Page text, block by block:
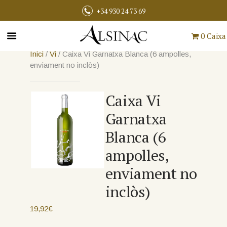
+34 930 24 73 69
0 Caixa
Inici / Vi / Caixa Vi Garnatxa Blanca (6 ampolles,
enviament no inclòs)
Caixa Vi
Garnatxa
Blanca (6
ampolles,
enviament no
inclòs)
19,92€